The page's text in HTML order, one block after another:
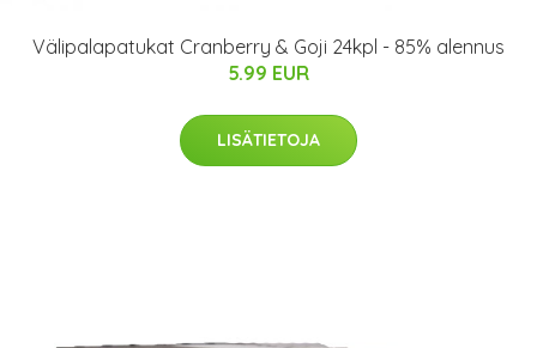
Välipalapatukat Cranberry & Goji 24kpl - 85% alennus
5.99 EUR
LISÄTIETOJA